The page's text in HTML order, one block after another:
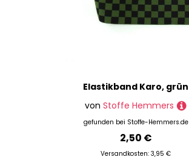
Elastikband Karo, grün
von Stoffe Hemmers
gefunden bei Stoffe-Hemmers.de
2,50 €
Versandkosten: 3,95 €